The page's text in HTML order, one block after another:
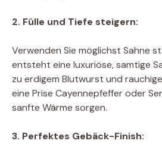
2. Fülle und Tiefe steigern:
Verwenden Sie möglichst Sahne
entsteht eine luxuriöse, samtige
zu erdigem Blutwurst und
eine Prise Cayennepfeffer oder
sanfte Wärme sorgen.
3. Perfektes Gebäck-Finish: